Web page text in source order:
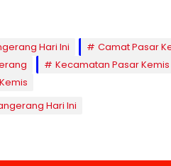
Hari Ini
Camat Pasar
Kecamatan Pasar Kemis
Hari Ini